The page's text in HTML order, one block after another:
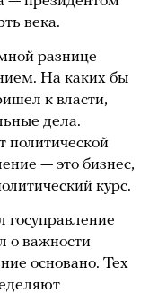
века.
разнице
На каких бы
к власти,
дела.
политической
— это бизнес,
курс.
госуправление
о важности
основано. Тех